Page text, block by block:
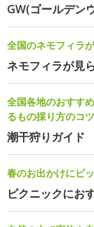
GW(ゴールデン
全国のネモフィラ
ネモフィラが見
全国各地のおすす
るもの採り方のコ
潮干狩りガイド
春のお出かけにピ
ピクニックにお